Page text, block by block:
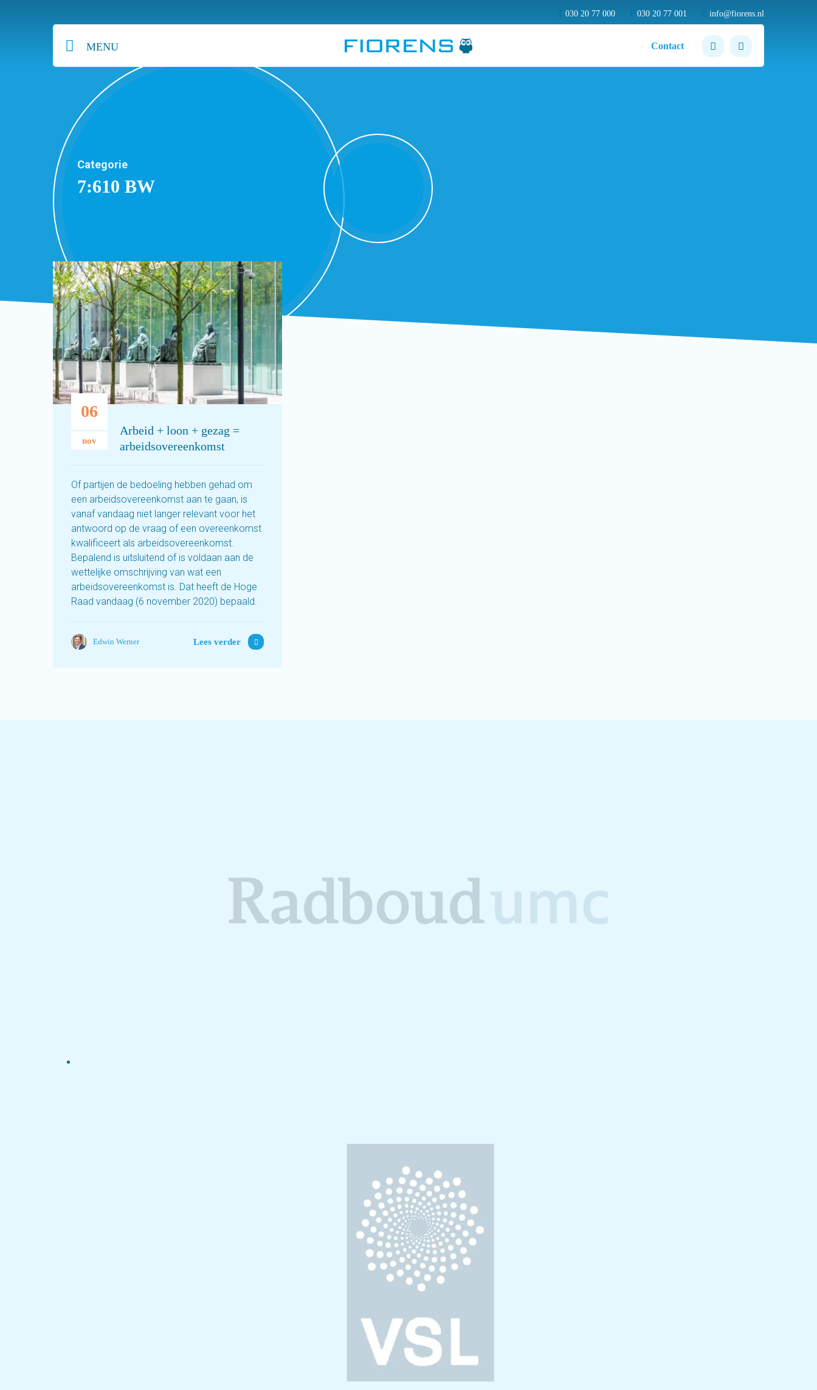
030 20 77 000 030 20 77 001 info@fiorens.nl
MENU Contact
Categorie
7:610 BW
06
nov
Arbeid + loon + gezag =
arbeidsovereenkomst
Of partijen de bedoeling hebben gehad om
een arbeidsovereenkomst aan te gaan, is
vanaf vandaag niet langer relevant voor het
antwoord op de vraag of een overeenkomst
kwalificeert als arbeidsovereenkomst.
Bepalend is uitsluitend of is voldaan aan de
wettelijke omschrijving van wat een
arbeidsovereenkomst is. Dat heeft de Hoge
Raad vandaag (6 november 2020) bepaald.
Edwin Werner Lees verder